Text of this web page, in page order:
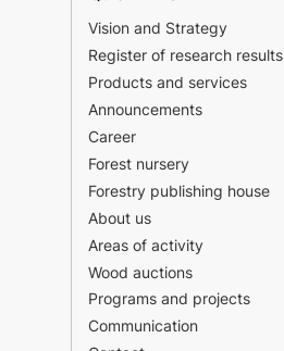
Vision and Strategy
Register of research results
Products and services
Announcements
Career
Forest nursery
Forestry publishing house
About us
Areas of activity
Wood auctions
Programs and projects
Communication